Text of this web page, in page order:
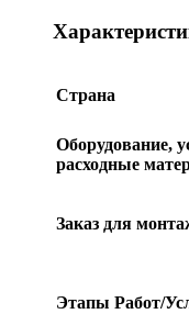
Германия,
Страна
Оборудование,
расходные
Заказ для
Этапы Работ/